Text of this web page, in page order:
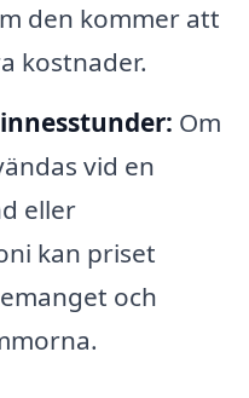
den kommer att
kostnader.
Om
vid en
eller
kan priset
och